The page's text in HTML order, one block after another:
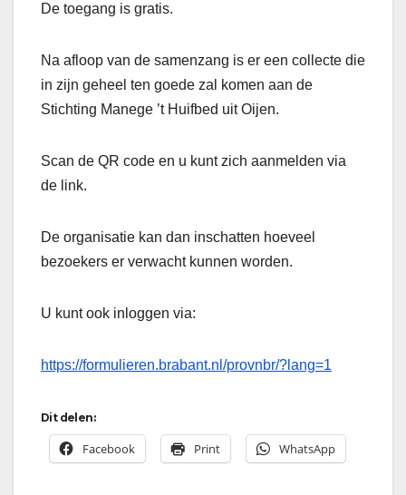
De toegang is gratis.
Na afloop van de samenzang is er een collecte die
in zijn geheel ten goede zal komen aan de
Stichting Manege ’t Huifbed uit Oijen.
Scan de QR code en u kunt zich aanmelden via
de link.
De organisatie kan dan inschatten hoeveel
bezoekers er verwacht kunnen worden.
U kunt ook inloggen via:
https://formulieren.brabant.nl/provnbr/?lang=1
Dit delen:
Facebook Print WhatsApp